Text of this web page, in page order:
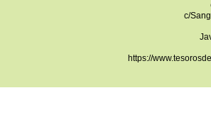
c/
https://